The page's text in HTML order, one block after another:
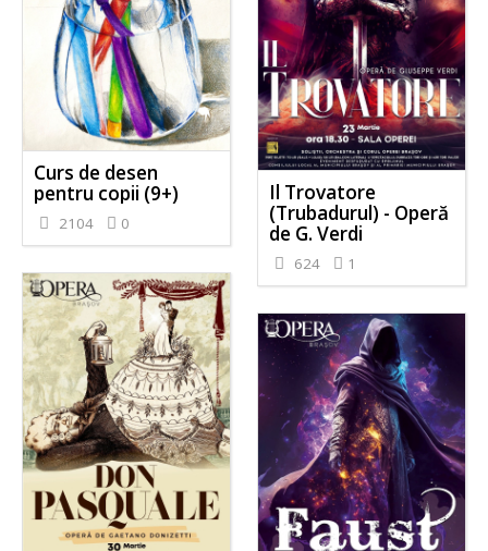
Curs de desen
pentru copii (9+)
2104 0
Il Trovatore
(Trubadurul) - Operă
de G. Verdi
624 1